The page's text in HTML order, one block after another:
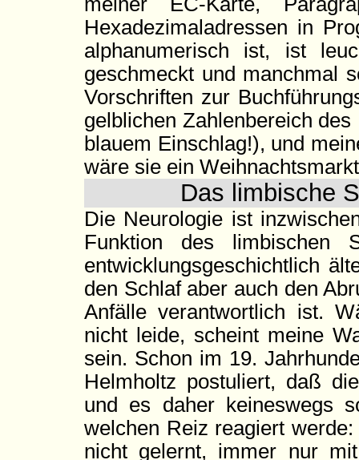
Hexadezimaladressen in
alphanumerisch ist, ist
geschmeckt und manchmal
Vorschriften zur
gelblichen Zahlenbereich
blauem Einschlag!), und
wäre sie ein
Das limbische
Die Neurologie ist
Funktion des
entwicklungsgeschichtlich
den Schlaf aber auch den
Anfälle verantwortlich ist.
nicht leide, scheint meine
sein. Schon im 19.
Helmholtz postuliert, daß
und es daher keineswegs
welchen Reiz reagiert
nicht gelernt, immer nur